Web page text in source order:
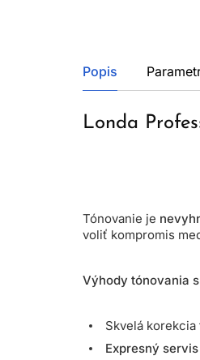
Popis
Londa
Tónovanie je
voliť kompromis
Výhody tónovania
Skvelá
Expresný servis